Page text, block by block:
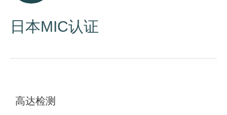
日本MIC认证
高达检测